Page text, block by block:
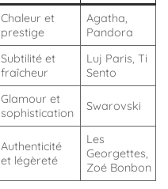
Chaleur et
prestige
Agatha,
Pandora
Subtilité et
fraîcheur
Luj Paris, Ti
Sento
Glamour et
sophistication
Swarovski
Authenticité
et légèreté
Les
Georgettes,
Zoé Bonbon